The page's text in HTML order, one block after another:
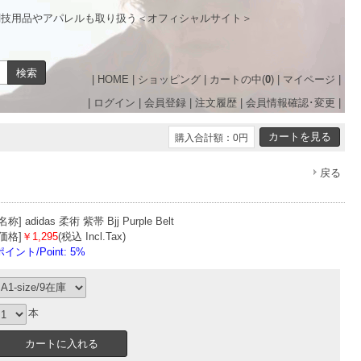
用品やアパレルも取り扱う＜オフィシャルサイト＞
HOME ショッピング カートの中(0) マイページ
ログイン 会員登録 注文履歴 会員情報確認･変更
購入合計額：0円
戻る
称] adidas 柔術 紫帯 Bjj Purple Belt
格] ￥1,295(税込 Incl.Tax)
イント/Point: 5%
本